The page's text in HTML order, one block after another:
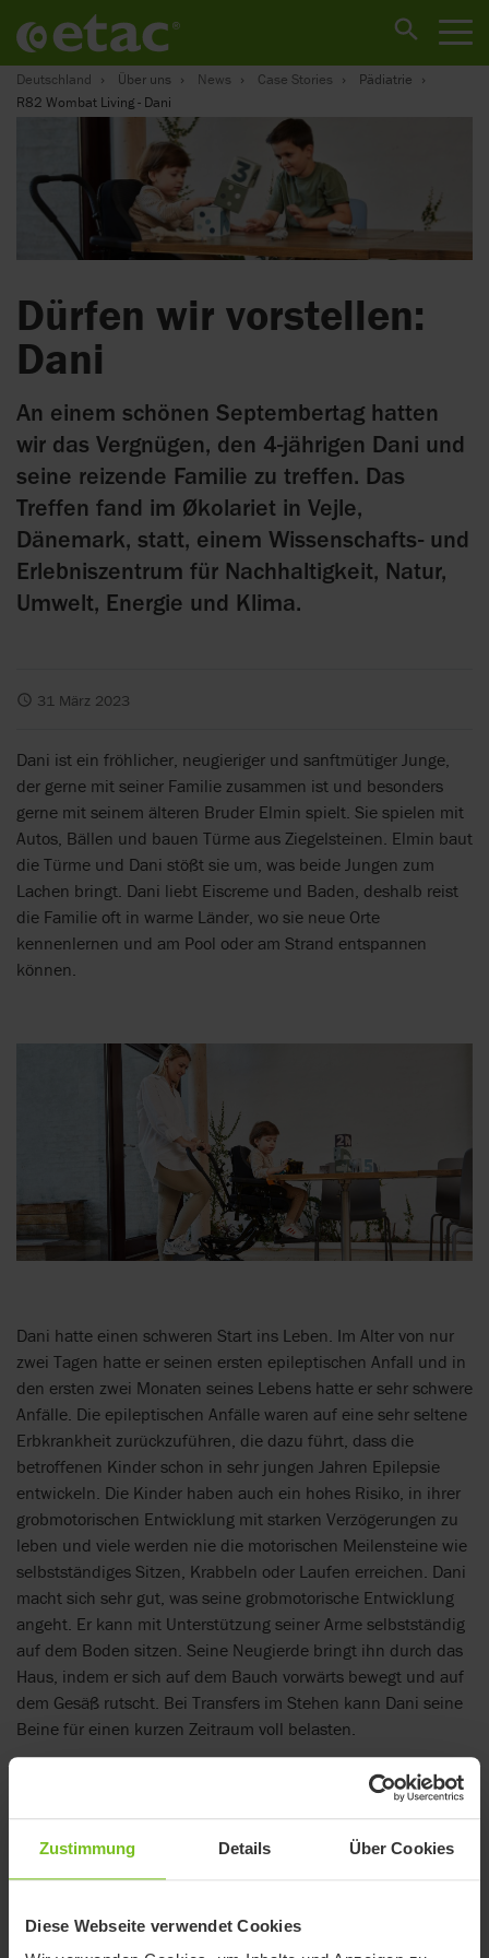
Zustimmung Details Über Cookies
Diese Webseite verwendet Cookies
Deutschland Über uns News Case Stories
Pädiatrie
R82 Wombat Living - Dani
Dürfen wir vorstellen:
Dani
An einem schönen Septembertag hatten
wir das Vergnügen, den 4-jährigen Dani und
seine reizende Familie zu treffen. Das
Treffen fand im Økolariet in Vejle,
Dänemark, statt, einem Wissenschafts- und
Erlebniszentrum für Nachhaltigkeit, Natur,
Umwelt, Energie und Klima.
31 März 2023
Dani ist ein fröhlicher, neugieriger und sanftmütiger Junge,
der gerne mit seiner Familie zusammen ist und besonders
gerne mit seinem älteren Bruder Elmin spielt. Sie spielen mit
Autos, Bällen und bauen Türme aus Ziegelsteinen. Elmin baut
die Türme und Dani stößt sie um, was beide Jungen zum
Lachen bringt. Dani liebt Eiscreme und Baden, deshalb reist
die Familie oft in warme Länder, wo sie neue Orte
kennenlernen und am Pool oder am Strand entspannen
können.
Dani hatte einen schweren Start ins Leben. Im Alter von nur
zwei Tagen hatte er seinen ersten epileptischen Anfall und in
den ersten zwei Monaten seines Lebens hatte er sehr schwere
Anfälle. Die epileptischen Anfälle waren auf eine sehr seltene
Erbkrankheit zurückzuführen, die dazu führt, dass die
betroffenen Kinder schon in sehr jungen Jahren Epilepsie
entwickeln. Die Kinder haben auch ein hohes Risiko, in ihrer
grobmotorischen Entwicklung mit starken Verzögerungen zu
leben und viele werden nie die motorischen Meilensteine wie
selbstständiges Sitzen, Krabbeln oder Laufen erreichen. Dani
macht sich sehr gut, was seine grobmotorische Entwicklung
angeht. Er kann mit Unterstützung seiner Arme selbstständig
auf dem Boden sitzen. Seine Neugierde bringt ihn durch das
Haus, indem er sich auf dem Bauch vorwärts bewegt und auf
dem Gesäß rutscht. Bei Transfers im Stehen kann Dani seine
Beine für einen kurzen Zeitraum voll belasten.